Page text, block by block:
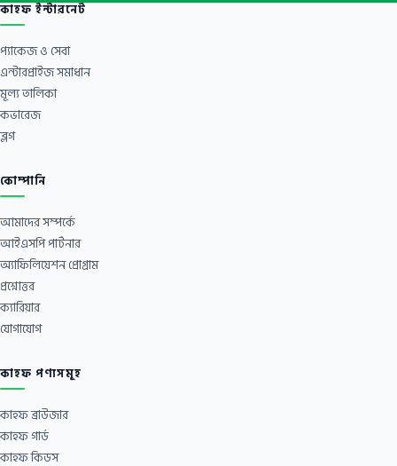
কাহফ ইন্টারনেট
প্যাকেজ ও সেবা
এন্টারপ্রাইজ সমাধান
মূল্য তালিকা
কভারেজ
ব্লগ
কোম্পানি
আমাদের সম্পর্কে
আইএসপি পার্টনার
অ্যাফিলিয়েশন প্রোগ্রাম
প্রশ্নোত্তর
ক্যারিয়ার
যোগাযোগ
কাহফ পণ্যসমূহ
কাহফ ব্রাউজার
কাহফ গার্ড
কাহফ কিডস